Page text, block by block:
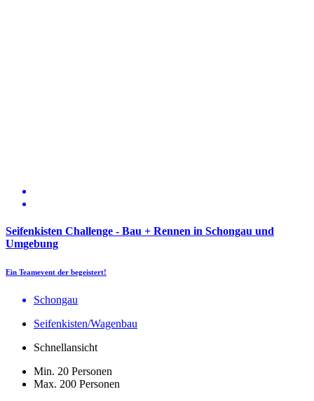
Seifenkisten Challenge - Bau + Rennen in Schongau und
Umgebung
Ein Teamevent der begeistert!
Schongau
Seifenkisten/Wagenbau
Schnellansicht
Min. 20 Personen
Max. 200 Personen